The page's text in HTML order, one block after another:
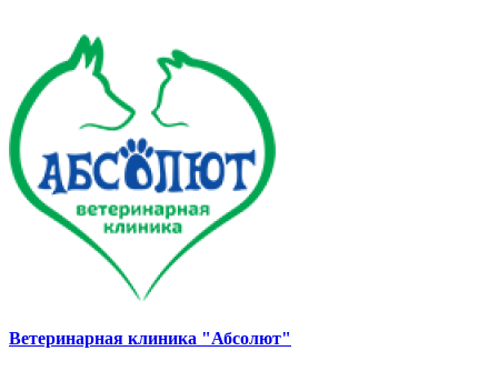
Ветеринарная клиника "Абсолют"